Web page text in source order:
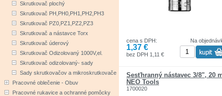
Na
cena s DPH:
1,37 €
bez DPH 1,11 €
Šesťhranný nástavec 3/8", 20
NEO Tools
1700020
Skrutkovač plochý
Skrutkovač PH,PH0,PH1,PH2,PH3
Skrutkovač PZ0,PZ1,PZ2,PZ3
Skrutkovač a nástavce Torx
Skrutkovač úderový
Skrutkovač Odizolovaný 1000V,el.
Skrutkovač odizolovaný- sady
Sady skrutkovačov a mikroskrutkovače
Pracovné oblečenie - Obuv
Pracovné rukavice a ochranné pomôcky